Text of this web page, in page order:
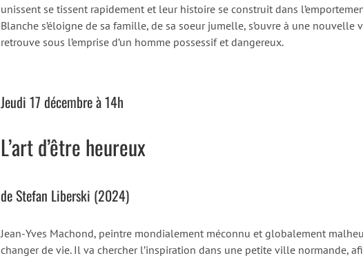
unissent se tissent rapidement et leur histoire se construit dans
Blanche s’éloigne de sa famille, de sa soeur jumelle, s’ouvre à une nouvelle
retrouve sous l’emprise d’un homme possessif et dangereux.
Jeudi 17 décembre à 14h
L’art d’être heureux
de Stefan Liberski (2024)
Jean-Yves Machond, peintre mondialement méconnu et globalement
changer de vie. Il va chercher l’inspiration dans une petite ville normande,